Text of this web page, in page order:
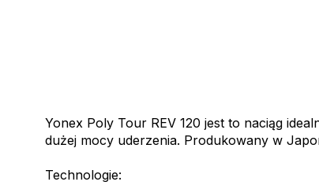
Yonex Poly Tour REV 120 jest to naciąg
dużej mocy uderzenia. Produkowany w
Technologie: